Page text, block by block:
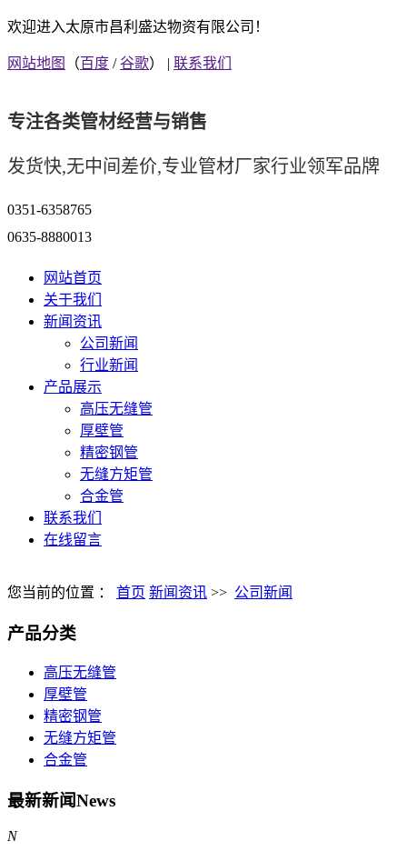
欢迎进入太原市昌利盛达物资有限公司！
网站地图 （百度 /谷歌） | 联系我们
专注各类管材经营与销售
发货快,无中间差价,专业管材厂家行业领军品牌
0351-6358765
0635-8880013
网站首页
关于我们
新闻资讯
公司新闻
行业新闻
产品展示
高压无缝管
厚壁管
精密钢管
无缝方矩管
合金管
联系我们
在线留言
您当前的位置 ： 首页 新闻资讯 >> 公司新闻
产品分类
高压无缝管
厚壁管
精密钢管
无缝方矩管
合金管
最新新闻News
N